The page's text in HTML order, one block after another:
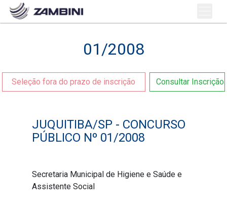
01/2008
Seleção fora do prazo de inscrição Consultar Inscrição
JUQUITIBA/SP - CONCURSO
PÚBLICO Nº 01/2008
Secretaria Municipal de Higiene e Saúde e
Assistente Social